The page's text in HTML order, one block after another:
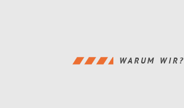
WARUM WIR?